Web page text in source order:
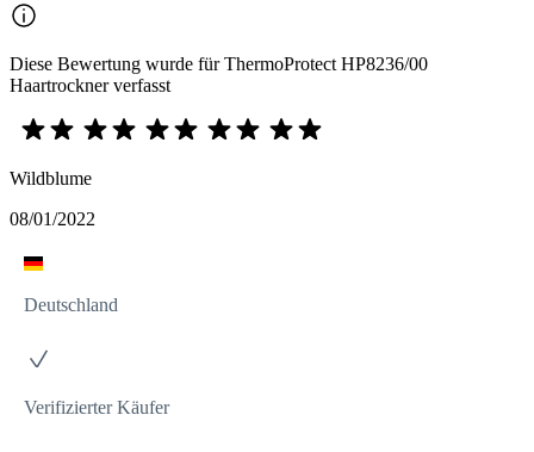
Diese Bewertung wurde für ThermoProtect HP8236/00
Haartrockner verfasst
Wildblume
08/01/2022
Deutschland
Verifizierter Käufer